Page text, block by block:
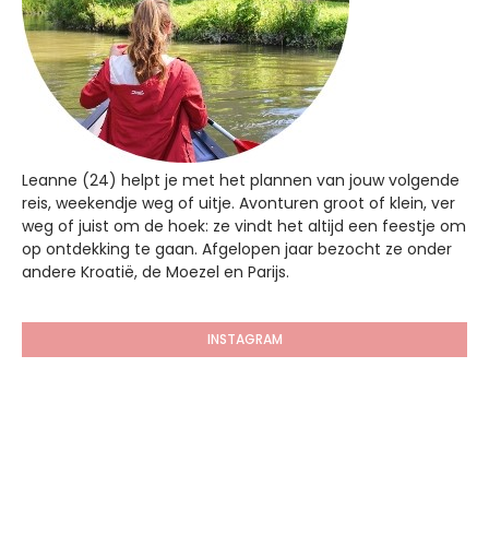
Leanne (24) helpt je met het plannen van jouw volgende
reis, weekendje weg of uitje. Avonturen groot of klein, ver
weg of juist om de hoek: ze vindt het altijd een feestje om
op ontdekking te gaan. Afgelopen jaar bezocht ze onder
andere Kroatië, de Moezel en Parijs.
INSTAGRAM